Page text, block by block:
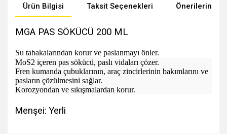
Ürün Bilgisi Taksit Seçenekleri Önerileriniz
MGA PAS SÖKÜCÜ 200 ML
Su tabakalarından korur ve paslanmayı önler.
MoS2 içeren pas sökücü, paslı vidaları çözer.
Fren kumanda çubuklarının, araç zincirlerinin bakımlarını ve
pasların çözülmesini sağlar.
Korozyondan ve sıkışmalardan korur.
Menşei: Yerli